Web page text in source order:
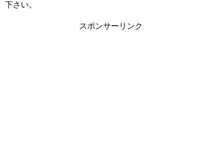
下さい。
スポンサーリンク